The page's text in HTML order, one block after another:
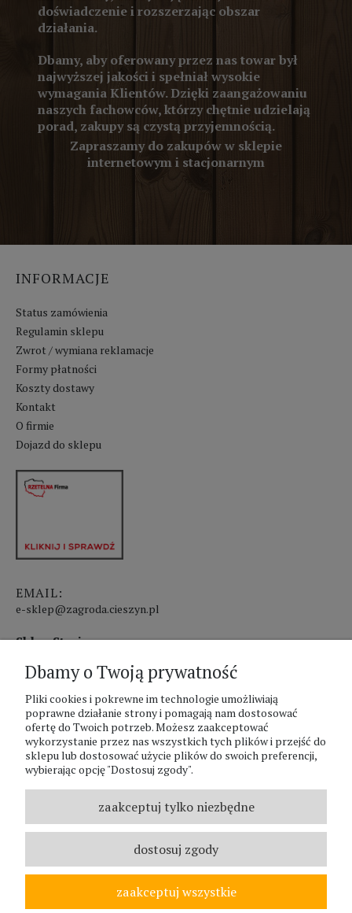
doświadczenie i rozszerzając obszar
działania.
Dbamy, aby oferowany przez nas towar był
najwyższej jakości i spełniał wysokie
wymagania Klientów. Dzięki zaangażowaniu
naszych fachowców, którzy chętnie udzielają
porad, zakupy są czystą przyjemnością.
Zapraszamy do zakupów w sklepie
internetowym i stacjonarnym
INFORMACJE
Status zamówienia
Regulamin sklepu
Zwrot / wymiana reklamacje
Formy płatności
Koszty dostawy
Kontakt
O firmie
Dojazd do sklepu
EMAIL:
e-sklep@zagroda.cieszyn.pl
Sklep Stacjonarny czynny:
pon.-pt. 8:00 - 17:00
sobota 8:00 - 13:00
PHU Zagroda A.Szlaur
ZAGRODA Centrum Ogrodnicze
UL. Hallera 116A
REGON: 070797952
NIP: 5481587807
© ZAGRODA.CIESZYN.PL
WSZELKIE PRAWA ZASTRZEŻONE.
Dbamy o Twoją prywatność
Pliki cookies i pokrewne im technologie umożliwiają
poprawne działanie strony i pomagają nam dostosować
ofertę do Twoich potrzeb. Możesz zaakceptować
wykorzystanie przez nas wszystkich tych plików i przejść do
sklepu lub dostosować użycie plików do swoich preferencji,
wybierając opcję "Dostosuj zgody".
zaakceptuj tylko niezbędne
dostosuj zgody
zaakceptuj wszystkie